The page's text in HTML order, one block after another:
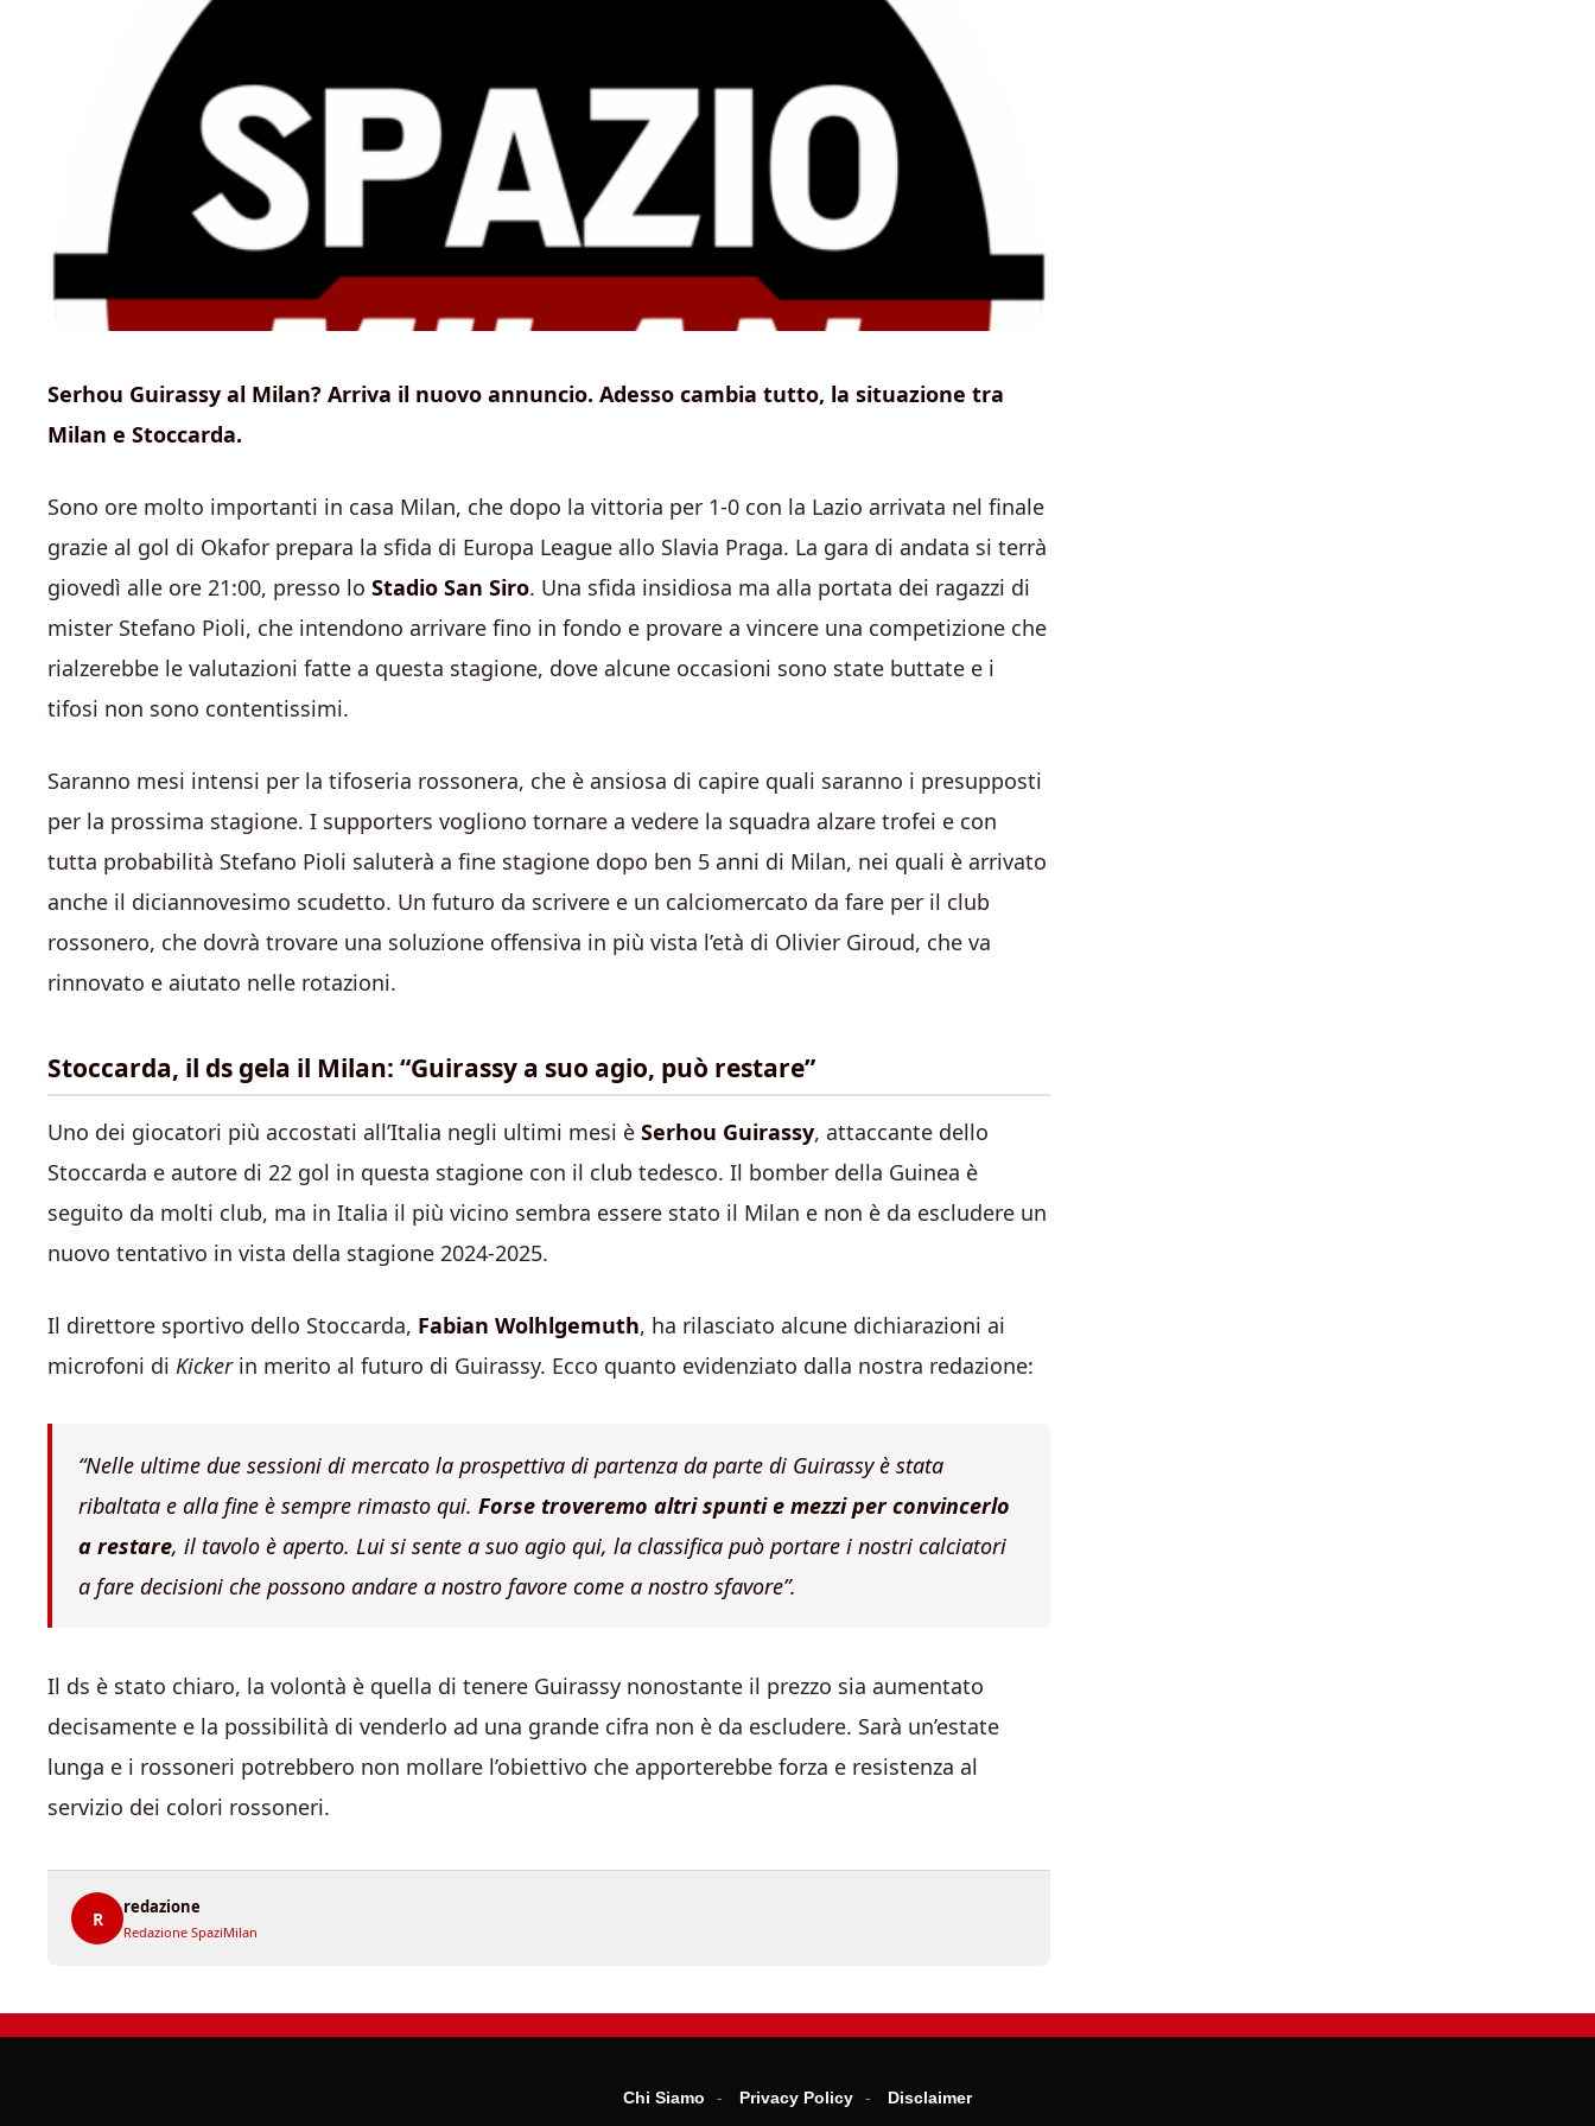
Serhou Guirassy al Milan? Arriva il nuovo annuncio. Adesso cambia tutto, la situazione tra
Milan e Stoccarda.
Sono ore molto importanti in casa Milan, che dopo la vittoria per 1-0 con la Lazio arrivata nel finale
grazie al gol di Okafor prepara la sfida di Europa League allo Slavia Praga. La gara di andata si terrà
giovedì alle ore 21:00, presso lo Stadio San Siro. Una sfida insidiosa ma alla portata dei ragazzi di
mister Stefano Pioli, che intendono arrivare fino in fondo e provare a vincere una competizione che
rialzerebbe le valutazioni fatte a questa stagione, dove alcune occasioni sono state buttate e i
tifosi non sono contentissimi.
Saranno mesi intensi per la tifoseria rossonera, che è ansiosa di capire quali saranno i presupposti
per la prossima stagione. I supporters vogliono tornare a vedere la squadra alzare trofei e con
tutta probabilità Stefano Pioli saluterà a fine stagione dopo ben 5 anni di Milan, nei quali è arrivato
anche il diciannovesimo scudetto. Un futuro da scrivere e un calciomercato da fare per il club
rossonero, che dovrà trovare una soluzione offensiva in più vista l’età di Olivier Giroud, che va
rinnovato e aiutato nelle rotazioni.
Stoccarda, il ds gela il Milan: “Guirassy a suo agio, può restare”
Uno dei giocatori più accostati all’Italia negli ultimi mesi è Serhou Guirassy, attaccante dello
Stoccarda e autore di 22 gol in questa stagione con il club tedesco. Il bomber della Guinea è
seguito da molti club, ma in Italia il più vicino sembra essere stato il Milan e non è da escludere un
nuovo tentativo in vista della stagione 2024-2025.
Il direttore sportivo dello Stoccarda, Fabian Wolhlgemuth, ha rilasciato alcune dichiarazioni ai
microfoni di Kickerin merito al futuro di Guirassy. Ecco quanto evidenziato dalla nostra redazione:
“Nelle ultime due sessioni di mercato la prospettiva di partenza da parte di Guirassy è stata
ribaltata e alla fine è sempre rimasto qui. Forse troveremo altri spunti e mezzi per convincerlo
a restare, il tavolo è aperto. Lui si sente a suo agio qui, la classifica può portare i nostri calciatori
a fare decisioni che possono andare a nostro favore come a nostro sfavore”.
Il ds è stato chiaro, la volontà è quella di tenere Guirassy nonostante il prezzo sia aumentato
decisamente e la possibilità di venderlo ad una grande cifra non è da escludere. Sarà un’estate
lunga e i rossoneri potrebbero non mollare l’obiettivo che apporterebbe forza e resistenza al
servizio dei colori rossoneri.
R
redazione
Redazione SpaziMilan
Chi Siamo Privacy Policy Disclaimer